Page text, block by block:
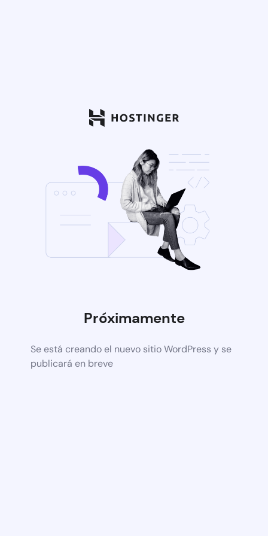
Próximamente
Se está creando el nuevo sitio WordPress y se
publicará en breve